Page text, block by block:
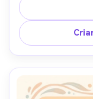
expressão
consistente em
texto perto do